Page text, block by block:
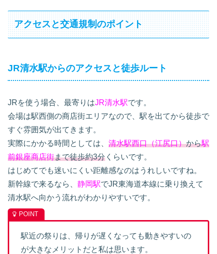
アクセスと交通規制のポイント
JR清水駅からのアクセスと徒歩ルート
JRを使う場合、最寄りはJR清水駅です。
会場は駅西側の商店街エリアなので、駅を出てから徒歩で
すぐ雰囲気が出てきます。
実際にかかる時間としては、 清水駅西口（江尻口）から駅
前銀座商店街まで徒歩約3分 くらいです。
はじめてでも迷いにくい距離感なのはうれしいですね。
新幹線で来るなら、 静岡駅でJR東海道本線に乗り換えて
清水駅へ向かう流れがわかりやすいです。
駅近の祭りは、帰りが遅くなっても動きやすいの
が大きなメリットだと私は思います。